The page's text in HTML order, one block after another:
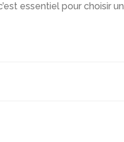
essentiel pour choisir un